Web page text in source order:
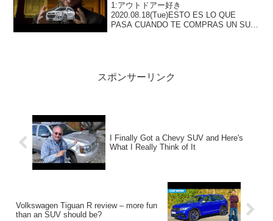
1:アウトドアー好き
2020.08.18(Tue)ESTO ES LO QUE
PASA CUANDO TE COMPRAS UN SUV
スポンサーリンク
I Finally Got a Chevy SUV and Here's
What I Really Think of It
Volkswagen Tiguan R review – more fun
than an SUV should be?